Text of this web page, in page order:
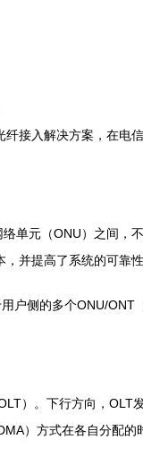
接入解决方案，在电
单元（ONU）之间，
并提高了系统的可靠性
户侧的多个ONU/ONT
）。下行方向，OLT
）方式在各自分配的